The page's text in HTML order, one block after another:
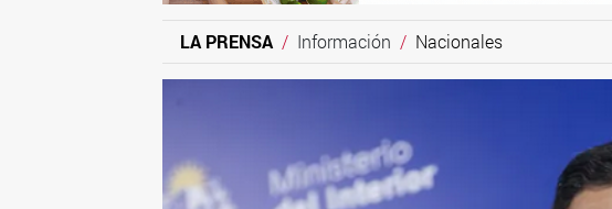
LA PRENSA Información Nacionales